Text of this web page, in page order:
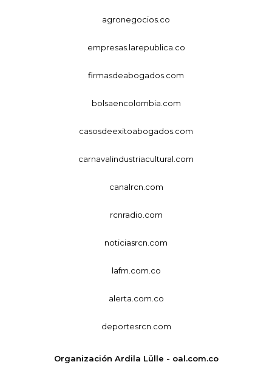
agronegocios.co
empresas.larepublica.co
firmasdeabogados.com
bolsaencolombia.com
casosdeexitoabogados.com
carnavalindustriacultural.com
canalrcn.com
rcnradio.com
noticiasrcn.com
lafm.com.co
alerta.com.co
deportesrcn.com
Organización Ardila Lülle - oal.com.co